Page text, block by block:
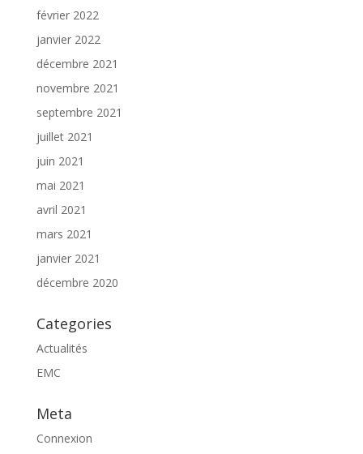
février 2022
janvier 2022
décembre 2021
novembre 2021
septembre 2021
juillet 2021
juin 2021
mai 2021
avril 2021
mars 2021
janvier 2021
décembre 2020
Categories
Actualités
EMC
Meta
Connexion